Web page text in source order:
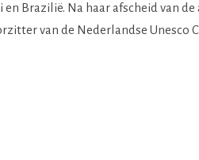
Brazilië. Na haar afscheid van de
van de Nederlandse Unesco